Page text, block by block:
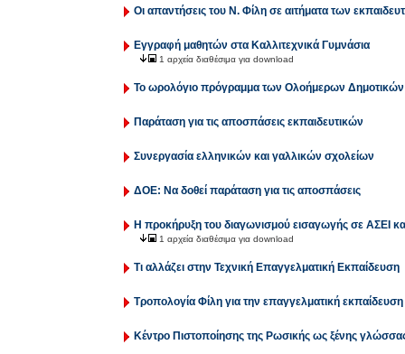
Oι απαντήσεις του Ν. Φίλη σε αιτήματα των
Εγγραφή μαθητών στα Καλλιτεχνικά Γυμνάσια
1 αρχεία διαθέσιμα για download
To ωρολόγιο πρόγραμμα των Ολοήμερων
Παράταση για τις αποσπάσεις εκπαιδευτικών
Συνεργασία ελληνικών και γαλλικών σχολείων
ΔΟΕ: Να δοθεί παράταση για τις αποσπάσεις
Η προκήρυξη του διαγωνισμού εισαγωγής σε ΑΣΕΙ
1 αρχεία διαθέσιμα για download
Τι αλλάζει στην Τεχνική Επαγγελματική Εκπαίδευση
Τροπολογία Φίλη για την επαγγελματική εκπαίδευση
Κέντρο Πιστοποίησης της Ρωσικής ως ξένης